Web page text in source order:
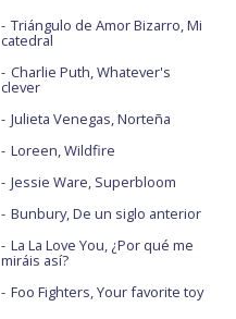
Triángulo de Amor Bizarro, Mi
catedral
Charlie Puth, Whatever's
clever
Julieta Venegas, Norteña
Loreen, Wildfire
Jessie Ware, Superbloom
Bunbury, De un siglo anterior
La La Love You, ¿Por qué me
miráis así?
Foo Fighters, Your favorite toy